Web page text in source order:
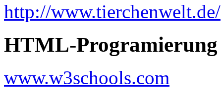
http://www.tierchenwelt.de/
HTML-Programierung
www.w3schools.com